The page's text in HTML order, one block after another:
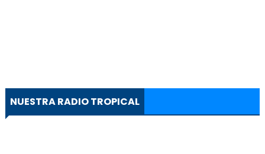
NUESTRA RADIO TROPICAL